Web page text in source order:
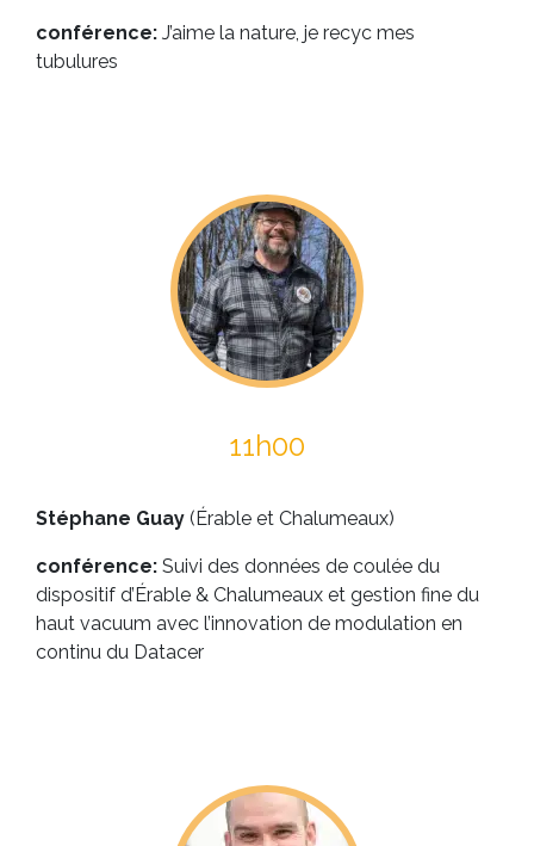
conférence: J’aime la nature, je recyc mes
tubulures
11h00
Stéphane Guay (Érable et Chalumeaux)
conférence: Suivi des données de coulée du
dispositif d’Érable & Chalumeaux et gestion fine du
haut vacuum avec l’innovation de modulation en
continu du Datacer